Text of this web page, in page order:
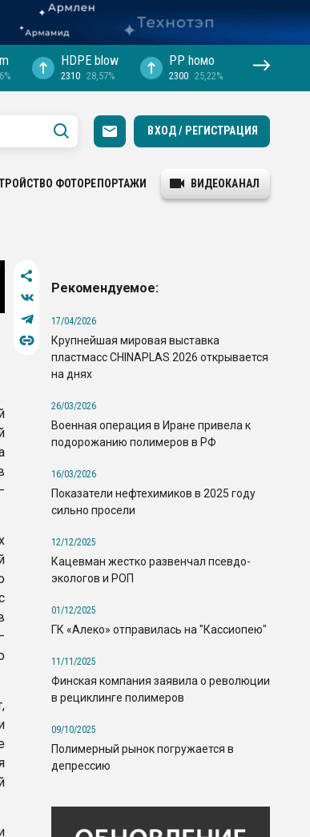
HDPE blow
2310 28,57%
PP hомо
2300 25,22%
ВХОД / РЕГИСТРАЦИЯ
ФОТОРЕПОРТАЖИ ВИДЕОКАНАЛ
Рекомендуемое:
17/04/2026
Крупнейшая мировая выставка
пластмасс CHINAPLAS 2026 открывается
на днях
26/03/2026
Военная операция в Иране привела к
подорожанию полимеров в РФ
16/03/2026
Показатели нефтехимиков в 2025 году
сильно просели
12/12/2025
Кацевман жестко развенчал псевдо-
экологов и РОП
01/12/2025
ГК «Алеко» отправилась на "Кассиопею"
11/11/2025
Финская компания заявила о революции
в рециклинге полимеров
09/10/2025
Полимерный рынок погружается в
депрессию